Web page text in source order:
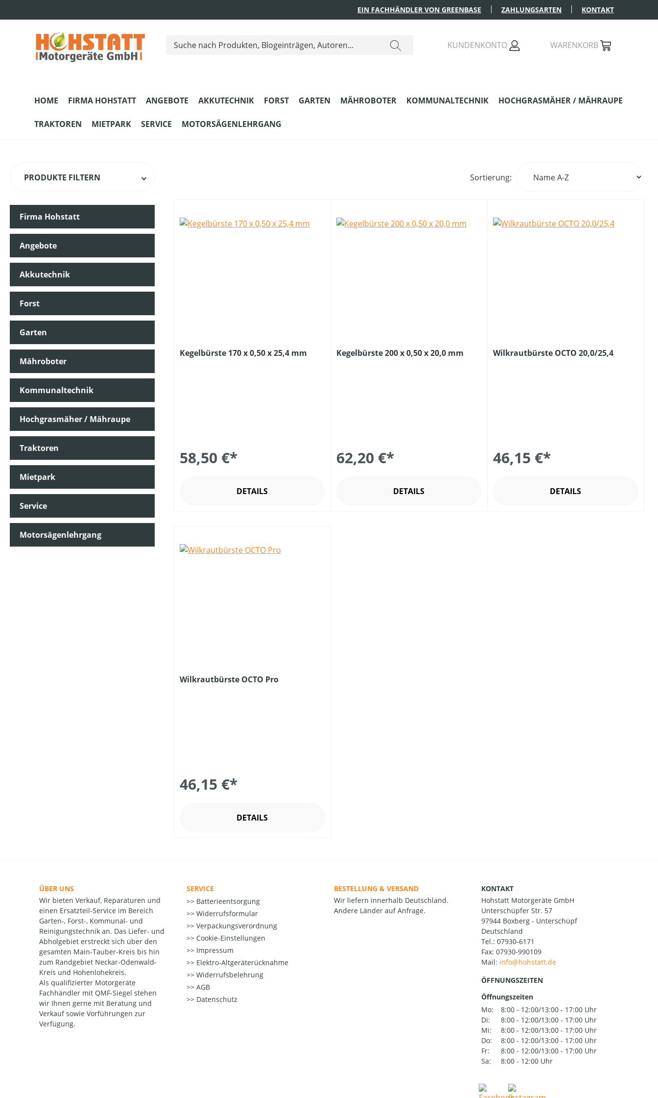
EIN FACHHÄNDLER VON GREENBASE ZAHLUNGSARTEN KONTAKT
KUNDENKONTO WARENKORB
HOME FIRMA HOHSTATT ANGEBOTE AKKUTECHNIK FORST GARTEN MÄHROBOTER KOMMUNALTECHNIK HOCHGRASMÄHER / MÄHRAUPE
TRAKTOREN MIETPARK SERVICE MOTORSÄGENLEHRGANG
PRODUKTE FILTERN
PREIS
Firma Hohstatt
Angebote
Akkutechnik
Forst
Garten
Mähroboter
Kommunaltechnik
Hochgrasmäher / Mähraupe
Traktoren
Mietpark
Service
Motorsägenlehrgang
Sortierung:
Kegelbürste 170 x 0,50 x 25,4 mm
58,50 €*
DETAILS
Kegelbürste 200 x 0,50 x 20,0 mm
62,20 €*
DETAILS
Wilkrautbürste OCTO 20,0/25,4
46,15 €*
DETAILS
Wilkrautbürste OCTO Pro
46,15 €*
DETAILS
ÜBER UNS
Wir bieten Verkauf, Reparaturen und
einen Ersatzteil-Service im Bereich
Garten-, Forst-, Kommunal- und
Reinigungstechnik an. Das Liefer- und
Abholgebiet erstreckt sich über den
gesamten Main-Tauber-Kreis bis hin
zum Randgebiet Neckar-Odenwald-
Kreis und Hohenlohekreis.
Als qualifizierter Motorgeräte
Fachhändler mit QMF-Siegel stehen
wir Ihnen gerne mit Beratung und
Verkauf sowie Vorführungen zur
Verfügung.
SERVICE
Batterieentsorgung
Widerrufsformular
Verpackungsverordnung
Cookie-Einstellungen
Impressum
Elektro-Altgeräterücknahme
Widerrufsbelehrung
AGB
Datenschutz
BESTELLUNG & VERSAND
Wir liefern innerhalb Deutschland.
Andere Länder auf Anfrage.
KONTAKT
Hohstatt Motorgeräte GmbH
Unterschüpfer Str. 57
97944 Boxberg - Unterschüpf
Deutschland
Tel.: 07930-6171
Fax: 07930-990109
Mail:
ÖFFNUNGSZEITEN
Öffnungszeiten
Mo:
8:00 - 12:00/13:00 - 17:00 Uhr
Di:
8:00 - 12:00/13:00 - 17:00 Uhr
Mi:
8:00 - 12:00/13:00 - 17:00 Uhr
Do:
8:00 - 12:00/13:00 - 17:00 Uhr
Fr:
8:00 - 12:00/13:00 - 17:00 Uhr
Sa:
8:00 - 12:00 Uhr